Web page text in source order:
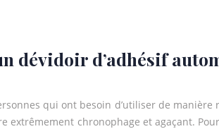
dévidoir d’adhésif
qui ont besoin d’utiliser de
extrêmement chronophage et agaçant.